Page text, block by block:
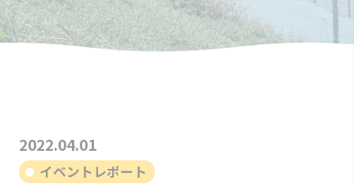
2022.04.01
イベントレポート